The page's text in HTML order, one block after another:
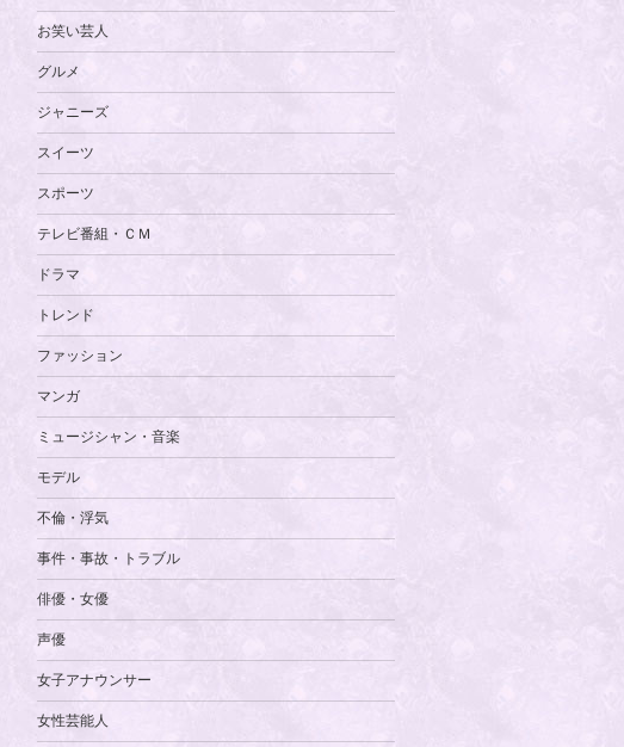
お笑い芸人
グルメ
ジャニーズ
スイーツ
スポーツ
テレビ番組・ＣＭ
ドラマ
トレンド
ファッション
マンガ
ミュージシャン・音楽
モデル
不倫・浮気
事件・事故・トラブル
俳優・女優
声優
女子アナウンサー
女性芸能人